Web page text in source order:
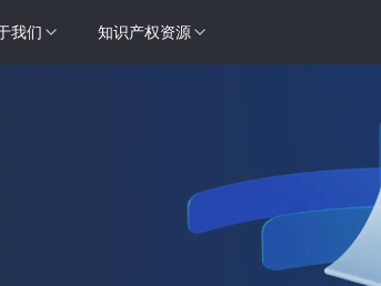
我们 知识产权资源